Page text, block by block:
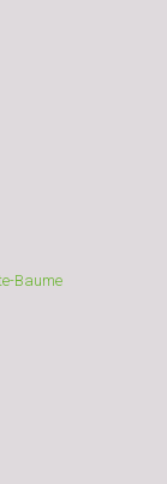
Baume